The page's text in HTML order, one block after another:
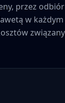
przez
w